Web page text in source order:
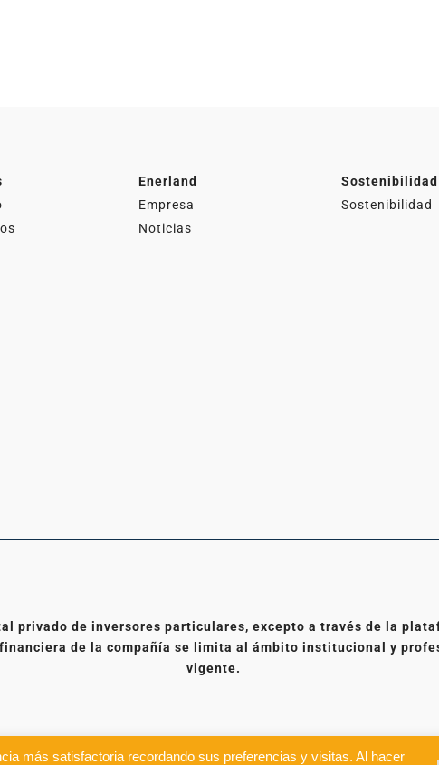
Enerland
Empresa
Noticias
Sostenibilidad
Sostenibilidad
privado de inversores particulares, excepto a través de la
de la compañía se limita al ámbito institucional y
vigente.
más satisfactoria recordando sus preferencias y visitas. Al hacer